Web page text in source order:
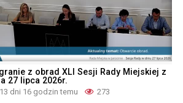
z obrad XLI Sesji Rady Miejskiej z
27 lipca 2026r.
13 dni 16 godzin temu 273